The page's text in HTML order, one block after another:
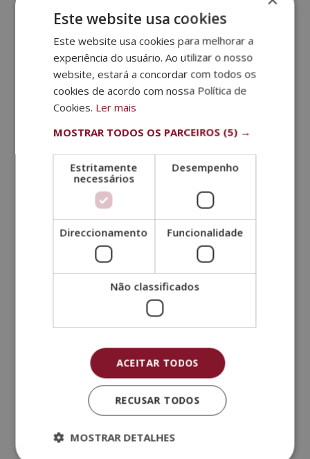
Para que serve a fitoterapia?
Jul 28, 2022|Saúde e beleza
Cada dia estamos mais e mais empenhados numa
aposta pela saúde e cosmética natural. A distribuição
com fórmulas sintéticas obtidas em laboratórios
farmacêuticos pode ser mais segura e eficaz para
que o nosso organismo utilize os seus próprios
meios de luta contra as...
Este website usa cookies
Este website usa cookies para melhorar a
experiência do usuário. Ao utilizar o nosso
website, estará a concordar com todos os
cookies de acordo com nossa Política de
Cookies. Ler mais
MOSTRAR TODOS OS PARCEIROS (5) →
Estritamente
necessários
Desempenho
Direccionamento Funcionalidade
Não classificados
ACEITAR TODOS
RECUSAR TODOS
MOSTRAR DETALHES